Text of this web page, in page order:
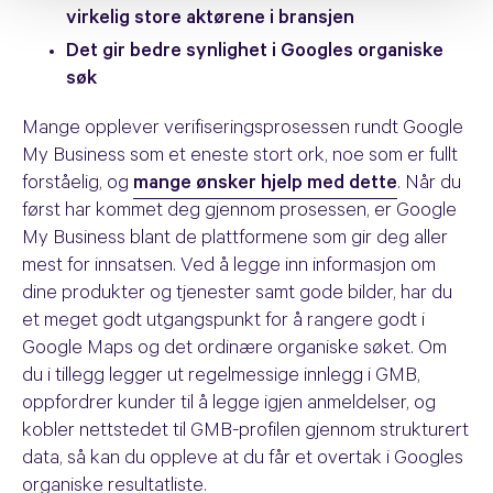
virkelig store aktørene i bransjen
Det gir bedre synlighet i Googles organiske
søk
Mange opplever verifiseringsprosessen rundt Google
My Business som et eneste stort ork, noe som er fullt
forståelig, og mange ønsker hjelp med dette. Når du
først har kommet deg gjennom prosessen, er Google
My Business blant de plattformene som gir deg aller
mest for innsatsen. Ved å legge inn informasjon om
dine produkter og tjenester samt gode bilder, har du
et meget godt utgangspunkt for å rangere godt i
Google Maps og det ordinære organiske søket. Om
du i tillegg legger ut regelmessige innlegg i GMB,
oppfordrer kunder til å legge igjen anmeldelser, og
kobler nettstedet til GMB-profilen gjennom strukturert
data, så kan du oppleve at du får et overtak i Googles
organiske resultatliste.